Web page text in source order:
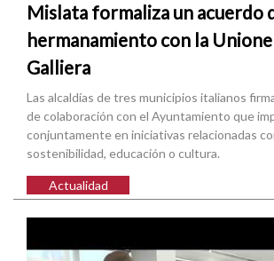
Mislata formaliza un acuerdo
hermanamiento con la
Galliera
Las alcaldías de tres municipios italianos
de colaboración con el Ayuntamiento que
conjuntamente en iniciativas relacionadas
sostenibilidad, educación o cultura.
Actualidad